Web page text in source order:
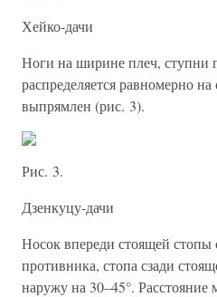
Хейко-дачи
Ноги на ширине плеч, ступни
распределяется равномерно
выпрямлен (рис. 3).
Рис. 3.
Дзенкуцу-дачи
Носок впереди стоящей стопы
противника, стопа сзади
наружу на 30–45°.